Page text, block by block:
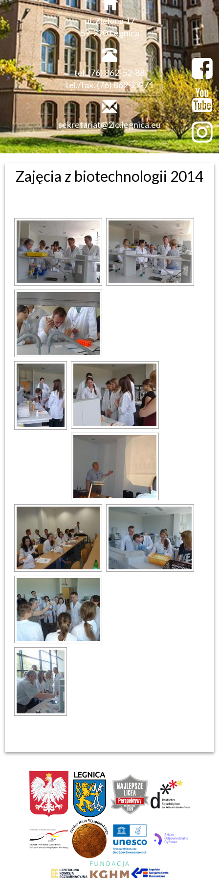
ul. Zielona 17
59-220 Legnica
tel. (76) 862-52-88
tel./fax. (76) 862-27-71
sekretariat@2lo.legnica.eu
Zajęcia z biotechnologii 2014